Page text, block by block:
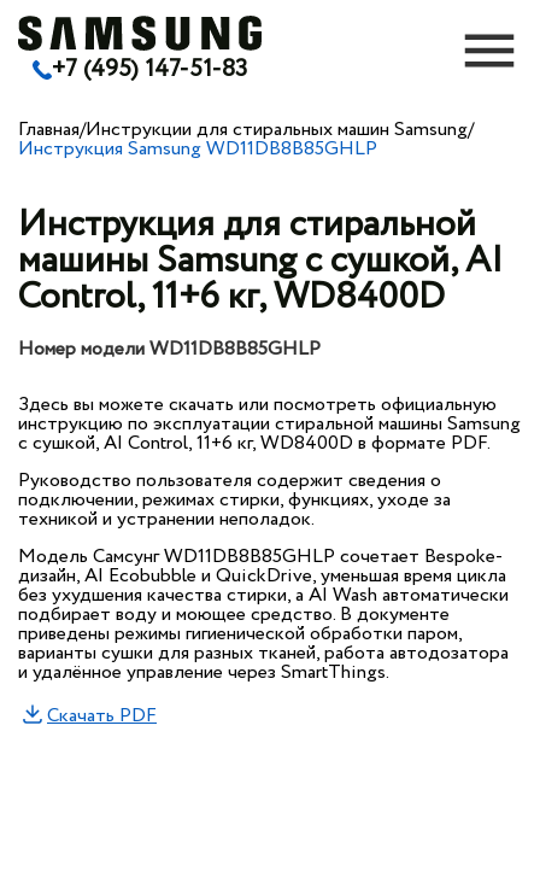
+7 (495) 147-51-83
Главная/Инструкции для стиральных машин Samsung/
Инструкция Samsung WD11DB8B85GHLP
Инструкция для стиральной
машины Samsung с сушкой, AI
Control, 11+6 кг, WD8400D
Номер модели WD11DB8B85GHLP
Здесь вы можете скачать или посмотреть официальную
инструкцию по эксплуатации стиральной машины Samsung
с сушкой, AI Control, 11+6 кг, WD8400D в формате PDF.
Руководство пользователя содержит сведения о
подключении, режимах стирки, функциях, уходе за
техникой и устранении неполадок.
Модель Самсунг WD11DB8B85GHLP сочетает Bespoke-
дизайн, AI Ecobubble и QuickDrive, уменьшая время цикла
без ухудшения качества стирки, а AI Wash автоматически
подбирает воду и моющее средство. В документе
приведены режимы гигиенической обработки паром,
варианты сушки для разных тканей, работа автодозатора
и удалённое управление через SmartThings.
Скачать PDF